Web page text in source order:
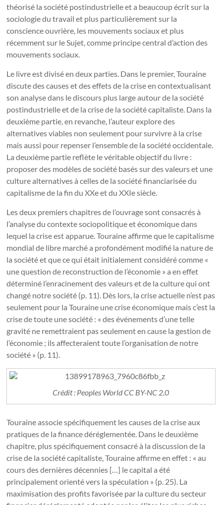
théorisé la société postindustrielle et a beaucoup écrit sur la
sociologie du travail et plus particulièrement sur la
conscience ouvrière, les mouvements sociaux et plus
récemment sur le Sujet, comme principe central d’action des
mouvements sociaux.
Le livre est divisé en deux parties. Dans le premier, Touraine
discute des causes et des effets de la crise en contextualisant
son analyse dans le discours plus large autour de la société
postindustrielle et de la crise de la société capitaliste. Dans la
deuxième partie, en revanche, l’auteur explore des
alternatives viables non seulement pour survivre à la crise
mais aussi pour repenser l’ensemble de la société occidentale.
La deuxième partie reflète le véritable objectif du livre :
proposer des modèles de société basés sur des valeurs et une
culture alternatives à celles de la société financiarisée du
capitalisme de la fin du XXe et du XXIe siècle.
Les deux premiers chapitres de l’ouvrage sont consacrés à
l’analyse du contexte sociopolitique et économique dans
lequel la crise est apparue. Touraine affirme que le capitalisme
mondial de libre marché a profondément modifié la nature de
la société et que ce qui était initialement considéré comme «
une question de reconstruction de l’économie » a en effet
déterminé l’enracinement des valeurs et de la culture qui ont
changé notre société (p. 11). Dès lors, la crise actuelle n’est pas
seulement pour la Touraine une crise économique mais c’est la
crise de toute une société : « des événements d’une telle
gravité ne remettraient pas seulement en cause la gestion de
l’économie ; ils affecteraient toute l’organisation de notre
société » (p. 11).
Crédit : Peoples World CC BY-NC 2.0
Touraine associe spécifiquement les causes de la crise aux
pratiques de la finance déréglementée. Dans le deuxième
chapitre, plus spécifiquement consacré à la discussion de la
crise de la société capitaliste, Touraine affirme en effet : « au
cours des dernières décennies […] le capital a été
principalement orienté vers la spéculation » (p. 25). La
maximisation des profits favorisée par la culture du secteur